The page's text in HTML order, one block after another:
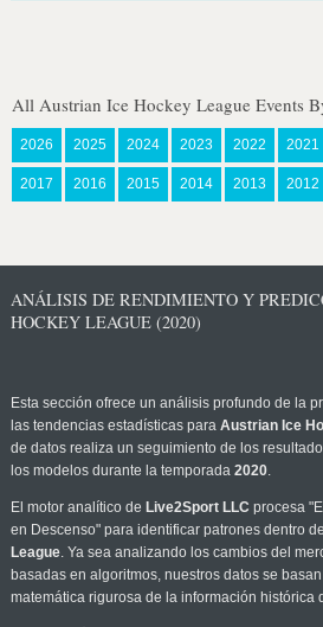
All Austrian Ice Hockey League Events
2026 2025 2024 2023 2022 2021
2017 2016 2015 2014 2013 2012
ANÁLISIS DE RENDIMIENTO Y
HOCKEY LEAGUE (2020)
Esta sección ofrece un análisis profundo de la
las tendencias estadísticas para Austrian Ice
de datos realiza un seguimiento de los
los modelos durante la temporada 2020.
El motor analítico de Live2Sport LLC procesa
en Descenso" para identificar patrones dentro de
League. Ya sea analizando los cambios del
basadas en algoritmos, nuestros datos se
matemática rigurosa de la información histórica